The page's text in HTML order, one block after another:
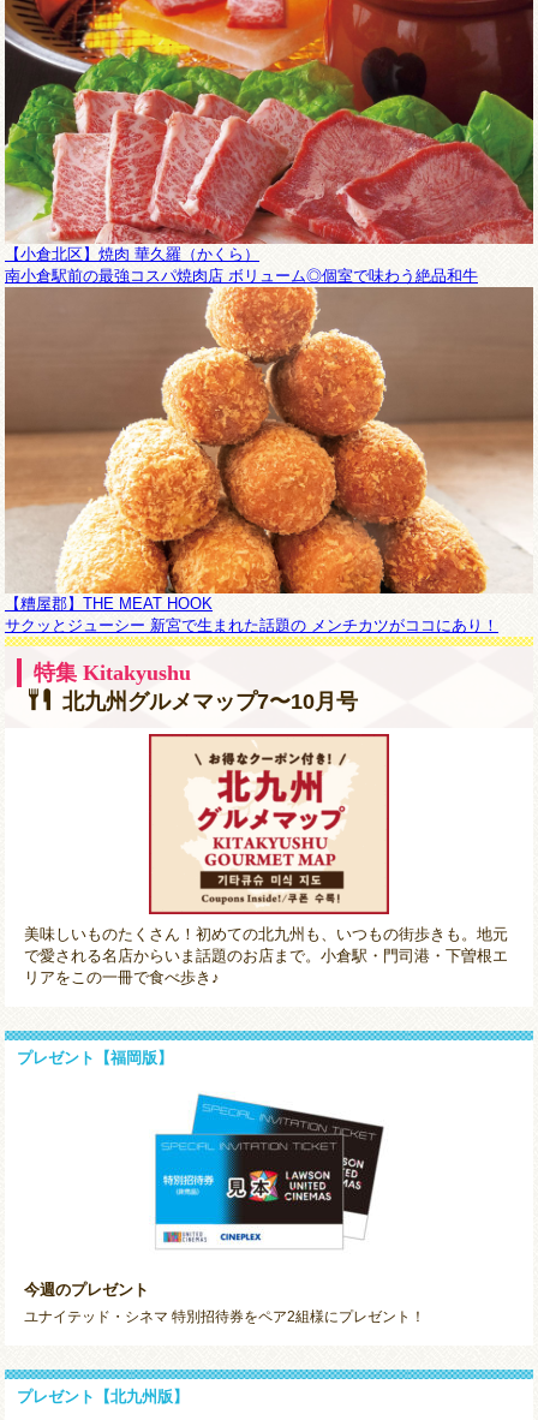
【小倉北区】焼肉 華久羅（かくら）
南小倉駅前の最強コスパ焼肉店 ボリューム◎個室で味わう絶品和牛
【糟屋郡】THE MEAT HOOK
サクッとジューシー 新宮で生まれた話題の メンチカツがココにあり！
特集 Kitakyushu
北九州グルメマップ7〜10月号
美味しいものたくさん！初めての北九州も、いつもの街歩きも。地元
で愛される名店からいま話題のお店まで。小倉駅・門司港・下曽根エ
リアをこの一冊で食べ歩き♪
プレゼント【福岡版】
今週のプレゼント
ユナイテッド・シネマ 特別招待券をペア2組様にプレゼント！
プレゼント【北九州版】